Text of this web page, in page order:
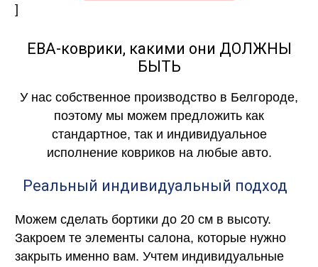
]
ЕВА-коврики, какими они ДОЛЖНЫ
БЫТЬ
У нас собственное производство в Белгороде,
поэтому мы можем предложить как
стандартное, так и индивидуальное
исполнение ковриков на любые авто.
Реальный индивидуальный подход
Можем сделать бортики до 20 см в высоту.
Закроем те элементы салона, которые нужно
закрыть именно вам. Учтем индивидуальные